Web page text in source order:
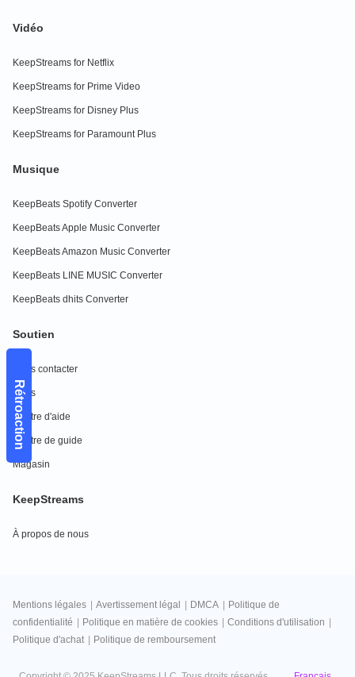
Rétroaction
Vidéo
KeepStreams for Netflix
KeepStreams for Prime Video
KeepStreams for Disney Plus
KeepStreams for Paramount Plus
Musique
KeepBeats Spotify Converter
KeepBeats Apple Music Converter
KeepBeats Amazon Music Converter
KeepBeats LINE MUSIC Converter
KeepBeats dhits Converter
Soutien
Nous contacter
FAQs
Centre d'aide
Centre de guide
Magasin
KeepStreams
À propos de nous
Mentions légales Avertissement légal DMCA
Politique de
confidentialité
Politique en matière de cookies Conditions d'utilisation
Politique d'achat
Politique de remboursement